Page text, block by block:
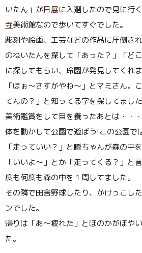
いたん」が日展に入選したので見に行
寺美術館なので歩いてすぐでした。
彫刻や絵画、工芸などの作品に圧倒さ
のねいたんを探して「あった？」「ど
に探してもらい、玲園が発見してくれま
「ほぉ〜さすがやね〜」とマミさん。
てんの？」と知ってる字を探してました
美術鑑賞をして目を養ったあとは・・・
体を動かして公園で遊ぼう!この公園で
「走っていい？」と瞬ちゃんが森の中
「いいよ〜」とか「走ってくる？」と
度も何度も森の中を１周してました。
その隣で田舎野球したり、かけっこし
ンでした。
帰りは「あ〜疲れた」とほのかがぼや
た。